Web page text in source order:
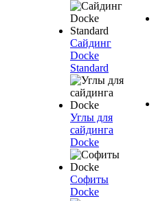
Сайдинг
Docke
Standard
Углы для
сайдинга
Docke
Софиты
Docke